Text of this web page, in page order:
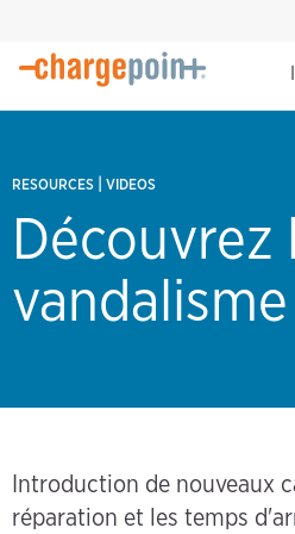
RESOURCES VIDEOS
Introduction de nouveaux
réparation et les temps